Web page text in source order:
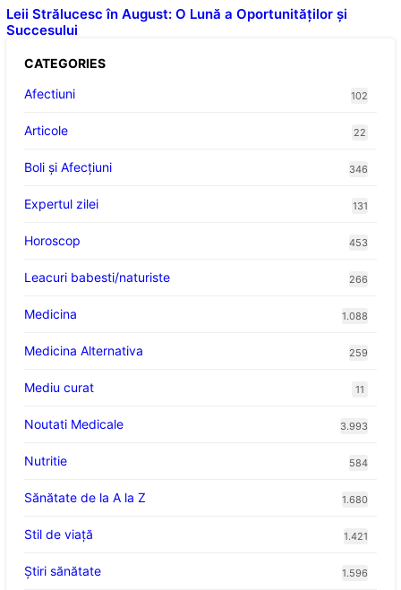
Leii Strălucesc în August: O Lună a Oportunităților și
Succesului
CATEGORIES
Afectiuni
102
Articole 22
Boli și Afecțiuni 346
Expertul zilei 131
Horoscop 453
Leacuri babesti/naturiste 266
Medicina 1.088
Medicina Alternativa 259
Mediu curat 11
Noutati Medicale 3.993
Nutritie 584
Sănătate de la A la Z 1.680
Stil de viaţă 1.421
Ştiri sănătate 1.596